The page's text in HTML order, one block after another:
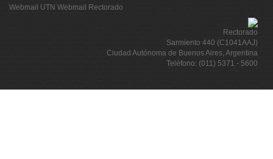
Webmail UTN Webmail Rectorado
Rectorado
Sarmiento 440 (C1041AAJ)
Ciudad Autónoma de Buenos Aires, Argentina
Teléfono: (011) 5371 - 5600